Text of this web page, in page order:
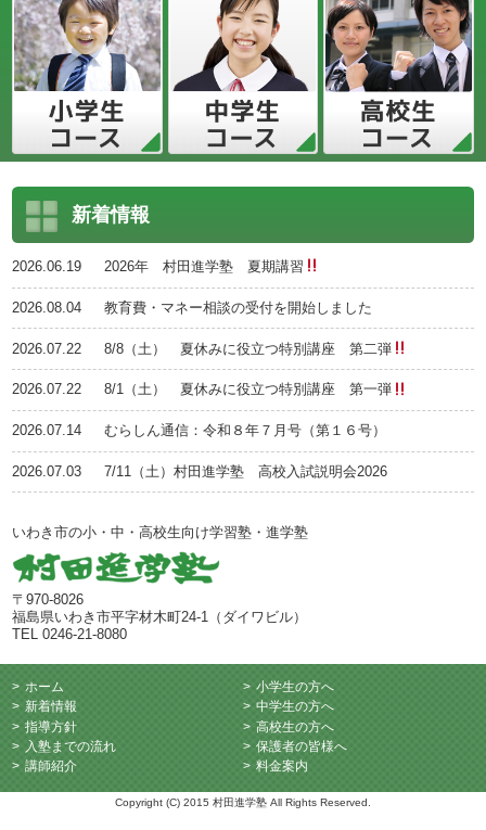
新着情報
2026.06.19 2026年 村田進学塾 夏期講習
2026.08.04 教育費・マネー相談の受付を開始しました
2026.07.22 8/8（土） 夏休みに役立つ特別講座 第二弾
2026.07.22 8/1（土） 夏休みに役立つ特別講座 第一弾
2026.07.14 むらしん通信：令和８年７月号（第１６号）
2026.07.03 7/11（土）村田進学塾 高校入試説明会2026
いわき市の小・中・高校生向け学習塾・進学塾
〒970-8026
福島県いわき市平字材木町24-1（ダイワビル）
TEL 0246-21-8080
ホーム
新着情報
指導方針
入塾までの流れ
講師紹介
小学生の方へ
中学生の方へ
高校生の方へ
保護者の皆様へ
料金案内
Copyright (C) 2015 村田進学塾 All Rights Reserved.